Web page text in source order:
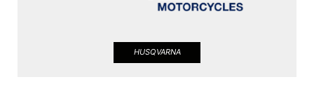
HUSQVARNA